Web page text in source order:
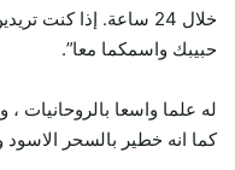
خلال 24 ساعة. إذا
حبيبك واسمكما معا”.
له علما واسعا بالروحانيات ،
كما انه خطير بالسحر